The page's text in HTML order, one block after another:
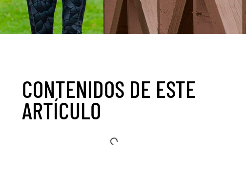
CONTENIDOS DE ESTE
ARTÍCULO